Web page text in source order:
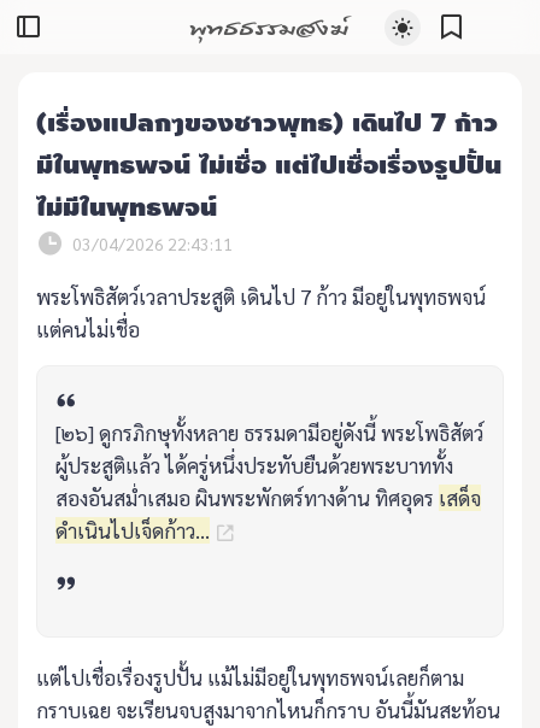
พุทธธรรมสงฆ์
(เรื่องแปลกๆของชาวพุทธ) เดินไป 7 ก้าว
มีในพุทธพจน์ ไม่เชื่อ แต่ไปเชื่อเรื่องรูปปั้น
ไม่มีในพุทธพจน์
03/04/2026 22:43:11
พระโพธิสัตว์เวลาประสูติ เดินไป 7 ก้าว มีอยู่ในพุทธพจน์
แต่คนไม่เชื่อ
[๒๖] ดูกรภิกษุทั้งหลาย ธรรมดามีอยู่ดังนี้ พระโพธิสัตว์
ผู้ประสูติแล้ว ได้ครู่หนึ่งประทับยืนด้วยพระบาททั้ง
สองอันสม่ำเสมอ ผินพระพักตร์ทางด้าน ทิศอุดร เสด็จ
ดำเนินไปเจ็ดก้าว...
แต่ไปเชื่อเรื่องรูปปั้น แม้ไม่มีอยู่ในพุทธพจน์เลยก็ตาม
กราบเฉย จะเรียนจบสูงมาจากไหนก็กราบ อันนี้มันสะท้อน